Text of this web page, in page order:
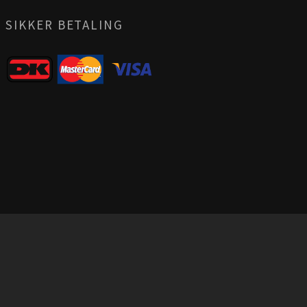
SIKKER BETALING